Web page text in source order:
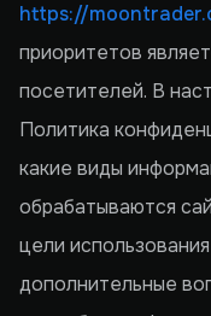
https://
приоритетов
посетителей. В
Политика
какие виды
обрабатываются
цели
дополнительные